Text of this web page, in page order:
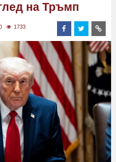
на Тръмп
1733